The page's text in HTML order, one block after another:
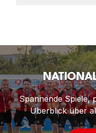
Spannende Spiele,
Überblick über